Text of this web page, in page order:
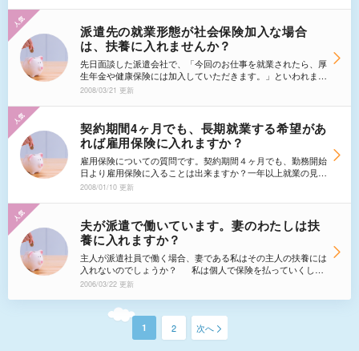
た。こういう場合、社会保険加入は必ず派遣会社の方を優先し
なければならないのでしょうか？
派遣先の就業形態が社会保険加入な場合
は、扶養に入れませんか？
先日面談した派遣会社で、「今回のお仕事を就業されたら、厚
生年金や健康保険には加入していただきます。」といわれまし
た。現在は未加入状態なのですが、できれば年収130万円以内
できないのでしょうか？
2008/03/21 更新
契約期間4ヶ月でも、長期就業する希望があ
れば雇用保険に入れますか？
雇用保険についての質問です。契約期間４ヶ月でも、勤務開始
日より雇用保険に入ることは出来ますか？一年以上就業の見込
みが加入条件となっていますが、現在の派遣終了後も同じ派遣
しょうか？
2008/01/10 更新
夫が派遣で働いています。妻のわたしは扶
養に入れますか？
主人が派遣社員で働く場合、妻である私はその主人の扶養には
入れないのでしょうか？ 私は個人で保険を払っていくしか
ないのですか？
2006/03/22 更新
1 2 次へ